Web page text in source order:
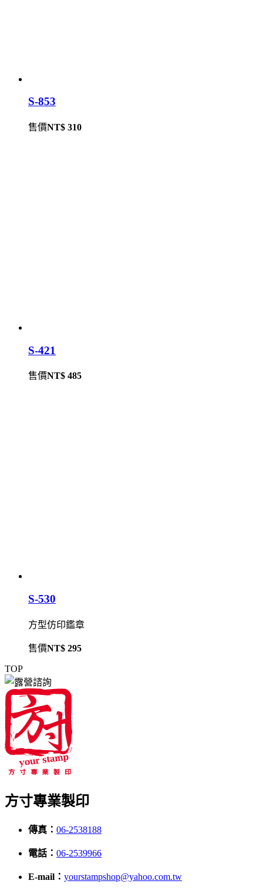
S-853
售價NT$ 310
S-421
售價NT$ 485
S-530
方型仿印鑑章
售價NT$ 295
TOP
方寸專業製印
傳真： 06-2538188
電話： 06-2539966
E-mail： yourstampshop@yahoo.com.tw